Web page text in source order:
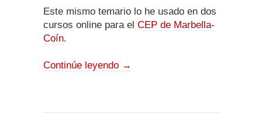
Este mismo temario lo he usado en dos
cursos online para el CEP de Marbella-
Coín.
Continúe leyendo →